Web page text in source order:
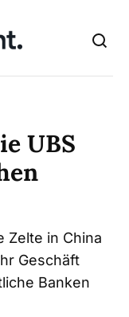
UBS
Zelte in China
Geschäft
Banken